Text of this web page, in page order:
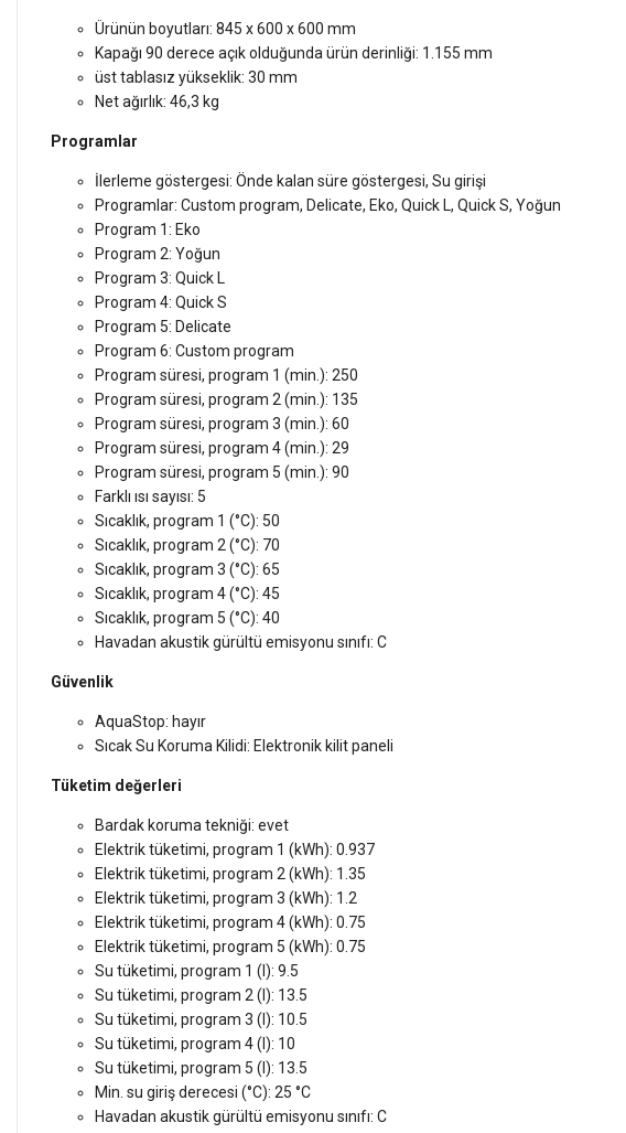
Ürünün boyutları: 845 x 600 x 600 mm
Kapağı 90 derece açık olduğunda ürün derinliği: 1.155 mm
üst tablasız yükseklik: 30 mm
Net ağırlık: 46,3 kg
Programlar
İlerleme göstergesi: Önde kalan süre göstergesi, Su girişi
Programlar: Custom program, Delicate, Eko, Quick L, Quick S, Yoğun
Program 1: Eko
Program 2: Yoğun
Program 3: Quick L
Program 4: Quick S
Program 5: Delicate
Program 6: Custom program
Program süresi, program 1 (min.): 250
Program süresi, program 2 (min.): 135
Program süresi, program 3 (min.): 60
Program süresi, program 4 (min.): 29
Program süresi, program 5 (min.): 90
Farklı ısı sayısı: 5
Sıcaklık, program 1 (°C): 50
Sıcaklık, program 2 (°C): 70
Sıcaklık, program 3 (°C): 65
Sıcaklık, program 4 (°C): 45
Sıcaklık, program 5 (°C): 40
Havadan akustik gürültü emisyonu sınıfı: C
Güvenlik
AquaStop: hayır
Sıcak Su Koruma Kilidi: Elektronik kilit paneli
Tüketim değerleri
Bardak koruma tekniği: evet
Elektrik tüketimi, program 1 (kWh): 0.937
Elektrik tüketimi, program 2 (kWh): 1.35
Elektrik tüketimi, program 3 (kWh): 1.2
Elektrik tüketimi, program 4 (kWh): 0.75
Elektrik tüketimi, program 5 (kWh): 0.75
Su tüketimi, program 1 (l): 9.5
Su tüketimi, program 2 (l): 13.5
Su tüketimi, program 3 (l): 10.5
Su tüketimi, program 4 (l): 10
Su tüketimi, program 5 (l): 13.5
Min. su giriş derecesi (°C): 25 °C
Havadan akustik gürültü emisyonu sınıfı: C